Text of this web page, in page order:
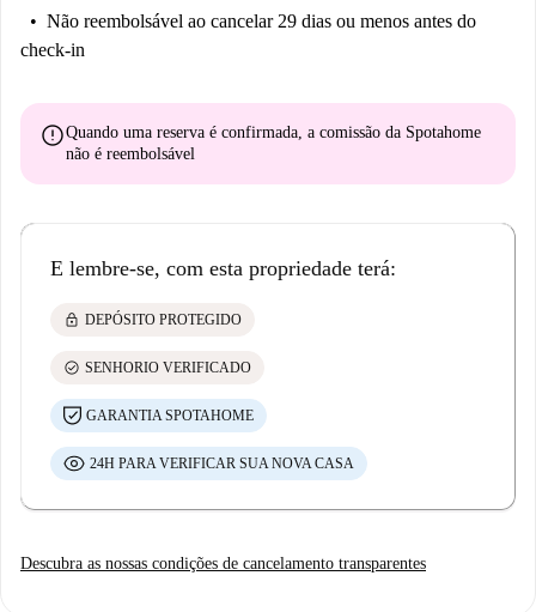
Não reembolsável ao cancelar 29 dias ou menos antes do
check-in
errorQuando uma reserva é confirmada, a comissão da Spotahome
não é reembolsável
E lembre-se, com esta propriedade terá:
lock DEPÓSITO PROTEGIDO
check_circle SENHORIO VERIFICADO
GARANTIA SPOTAHOME
24H PARA VERIFICAR SUA NOVA CASA
Descubra as nossas condições de cancelamento transparentes